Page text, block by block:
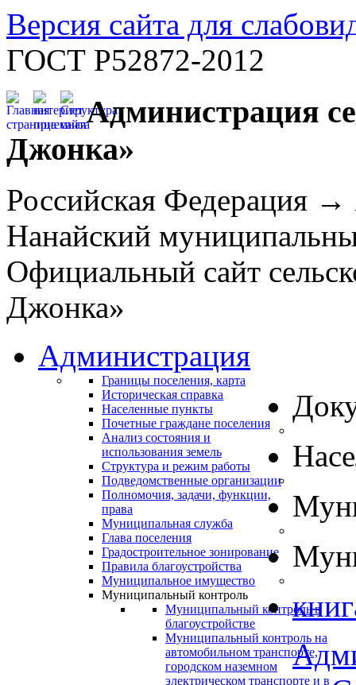
Версия сайта для
ГОСТ Р52872-2012
Администрация
Джонка»
Российская Федерация
Нанайский
Официальный сайт
Джонка»
Администрация
Границы поселения, карта
Историческая справка
Населенные пункты
Почетные граждане поселения
Анализ состояния и
использования земель
Структура и режим работы
Подведомственные организации
Полномочия, задачи, функции,
права
Муниципальная служба
Глава поселения
Градостроительное зонирование
Правила благоустройства
Муниципальное имущество
Муниципальный контроль
Муниципальный контроль в
благоустройстве
Муниципальный контроль на
автомобильном транспорте,
городском наземном
электрическом транспорте и в